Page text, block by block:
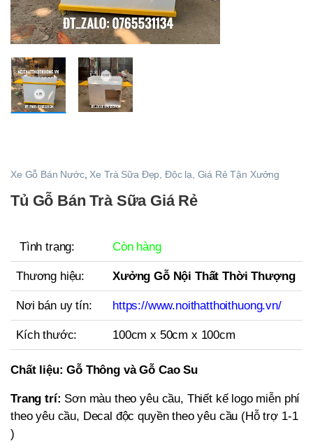
Xe Gỗ Bán Nước,Xe Trà Sữa Đẹp, Độc lạ, Giá Rẻ Tận Xưởng
Tủ Gỗ Bán Trà Sữa Giá Rẻ
Tình trạng: Còn hàng
Thương hiệu: Xưởng Gỗ Nội Thất Thời Thượng
Nơi bán uy tín: https://www.noithatthoithuong.vn/
Kích thước: 100cm x 50cm x 100cm
Chất liệu: Gỗ Thông và Gỗ Cao Su
Trang trí: Sơn màu theo yêu cầu, Thiết kế logo miễn phí
theo yêu cầu, Decal độc quyền theo yêu cầu (Hỗ trợ 1-1
)